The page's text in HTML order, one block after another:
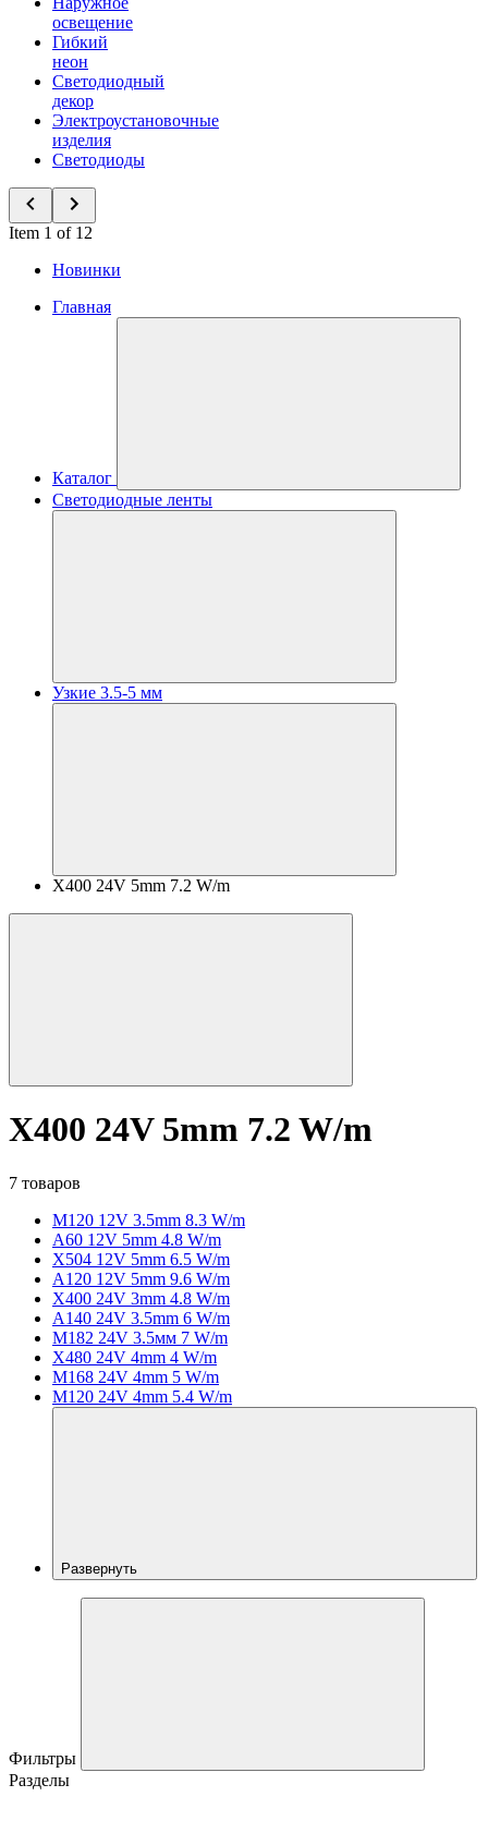
освещение
Гибкий
неон
Светодиодный
декор
Электроустановочные
изделия
Светодиоды
Item 1 of 12
Новинки
Главная
Каталог
Светодиодные ленты
Узкие 3.5-5 мм
X400 24V 5mm 7.2 W/m
X400 24V 5mm 7.2 W/m
7 товаров
M120 12V 3.5mm 8.3 W/m
A60 12V 5mm 4.8 W/m
X504 12V 5mm 6.5 W/m
A120 12V 5mm 9.6 W/m
X400 24V 3mm 4.8 W/m
A140 24V 3.5mm 6 W/m
M182 24V 3.5мм 7 W/m
X480 24V 4mm 4 W/m
M168 24V 4mm 5 W/m
M120 24V 4mm 5.4 W/m
Развернуть
Фильтры
Разделы